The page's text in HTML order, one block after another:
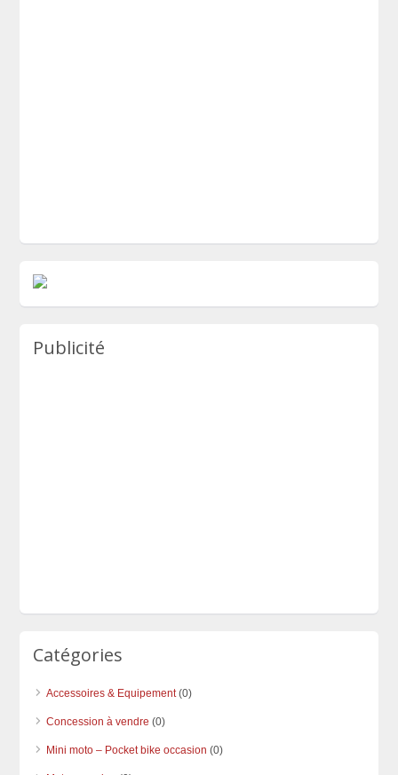
Publicité
Catégories
Accessoires & Equipement(0)
Concession à vendre (0)
Mini moto – Pocket bike occasion (0)